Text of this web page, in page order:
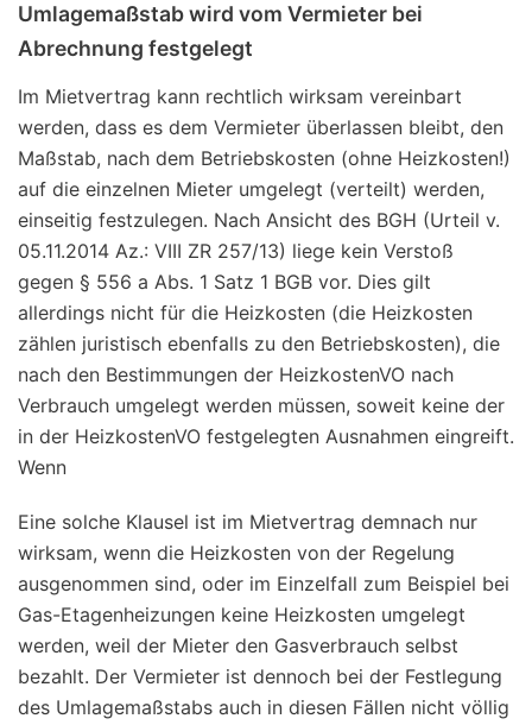
Umlagemaßstab wird vom Vermieter bei
Abrechnung festgelegt
Im Mietvertrag kann rechtlich wirksam vereinbart
werden, dass es dem Vermieter überlassen bleibt, den
Maßstab, nach dem Betriebskosten (ohne Heizkosten!)
auf die einzelnen Mieter umgelegt (verteilt) werden,
einseitig festzulegen. Nach Ansicht des BGH (Urteil v.
05.11.2014 Az.: VIII ZR 257/13) liege kein Verstoß
gegen § 556 a Abs. 1 Satz 1 BGB vor. Dies gilt
allerdings nicht für die Heizkosten (die Heizkosten
zählen juristisch ebenfalls zu den Betriebskosten), die
nach den Bestimmungen der HeizkostenVO nach
Verbrauch umgelegt werden müssen, soweit keine der
in der HeizkostenVO festgelegten Ausnahmen eingreift.
Wenn
Eine solche Klausel ist im Mietvertrag demnach nur
wirksam, wenn die Heizkosten von der Regelung
ausgenommen sind, oder im Einzelfall zum Beispiel bei
Gas-Etagenheizungen keine Heizkosten umgelegt
werden, weil der Mieter den Gasverbrauch selbst
bezahlt. Der Vermieter ist dennoch bei der Festlegung
des Umlagemaßstabs auch in diesen Fällen nicht völlig